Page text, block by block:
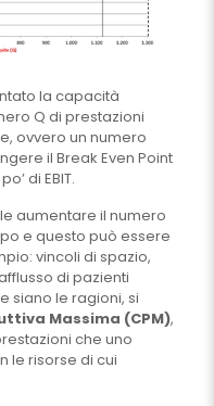
la capacità
Q di prestazioni
ovvero un numero
il Break Even Point
di EBIT.
aumentare il numero
e questo può essere
vincoli di spazio,
di pazienti
siano le ragioni, si
Massima (CPM),
che uno
le risorse di cui